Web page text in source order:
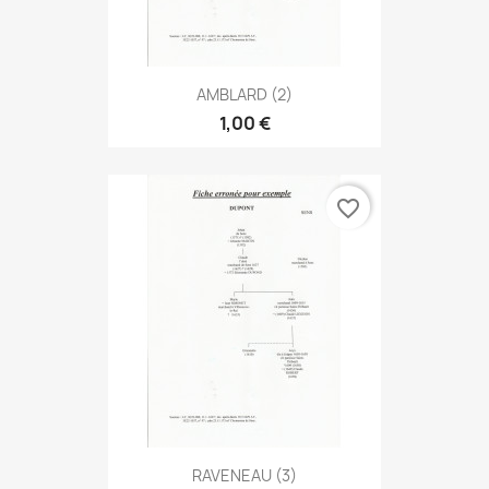
AMBLARD (2)
1,00 €
RAVENEAU (3)
favorite_border